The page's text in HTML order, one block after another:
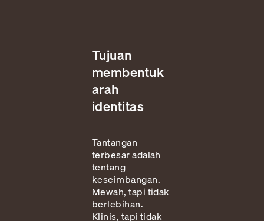
Tujuan
membentuk
arah
identitas
Tantangan
terbesar adalah
tentang
keseimbangan.
Mewah, tapi tidak
berlebihan.
Klinis, tapi tidak